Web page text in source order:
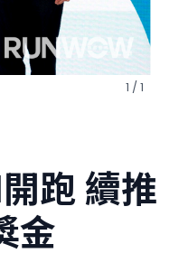
1 / 1
跑 續推
金